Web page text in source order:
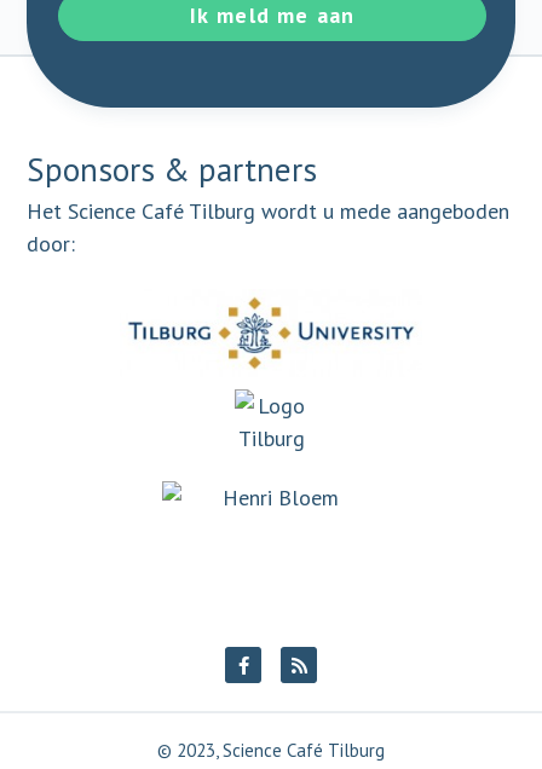
Ik meld me aan
Sponsors & partners
Het Science Café Tilburg wordt u mede aangeboden
door:
© 2023, Science Café Tilburg